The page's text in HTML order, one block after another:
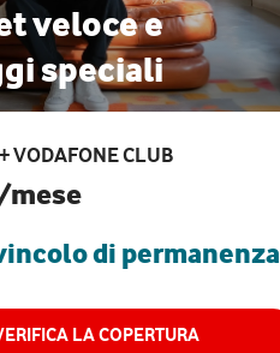
veloce e
speciali
VODAFONE CLUB
di permanenza
LA COPERTURA